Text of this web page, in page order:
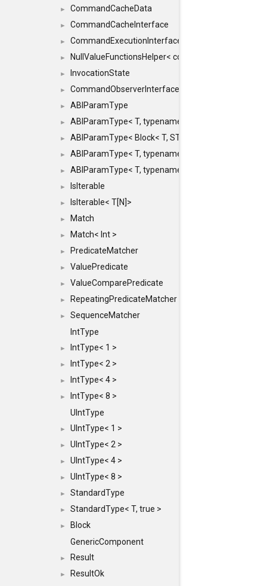
► CommandCacheData
► CommandCacheInterface
► CommandExecutionInterface
► NullValueFunctionsHelper< const Result<
► InvocationState
► CommandObserverInterface
► ABIParamType
► ABIParamType< T, typename std::enable_if<
► ABIParamType< Block< T, STRIDED, MOVE > >
► ABIParamType< T, typename std::enable_if<
► ABIParamType< T, typename std::enable_if<
► IsIterable
► IsIterable< T[N]>
► Match
► Match< Int >
► PredicateMatcher
► ValuePredicate
► ValueComparePredicate
► RepeatingPredicateMatcher
►
SequenceMatcher
IntType
► IntType< 1 >
► IntType< 2 >
► IntType< 4 >
►
IntType< 8 >
UIntType
► UIntType< 1 >
► UIntType< 2 >
► UIntType< 4 >
► UIntType< 8 >
► StandardType
► StandardType< T, true >
►
Block
GenericComponent
► Result
►
ResultOk